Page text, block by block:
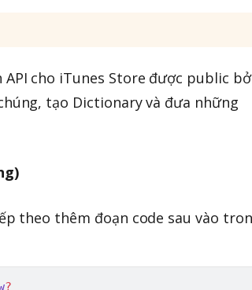
cho iTunes Store được public
tạo Dictionary và đưa những
theo thêm đoạn code sau vào
?